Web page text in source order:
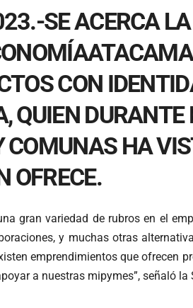
SE ACERCA
CON
QUIEN DURANTE
HA
OFRECE.
gran variedad de rubros en el
y muchas otras
emprendimientos que ofrecen
a nuestras mipymes”, señaló